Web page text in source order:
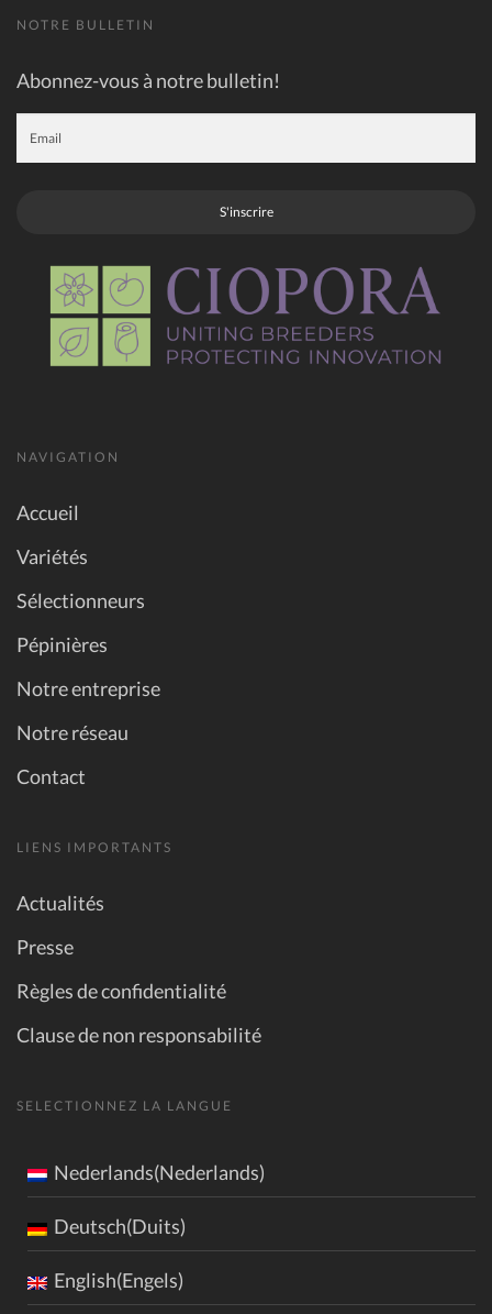
NOTRE BULLETIN
Abonnez-vous à notre bulletin!
S'inscrire
NAVIGATION
Accueil
Variétés
Sélectionneurs
Pépinières
Notre entreprise
Notre réseau
Contact
LIENS IMPORTANTS
Actualités
Presse
Règles de confidentialité
Clause de non responsabilité
SELECTIONNEZ LA LANGUE
Nederlands(Nederlands)
Deutsch(Duits)
English(Engels)